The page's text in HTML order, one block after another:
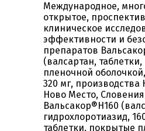
Международное,
открытое,
клиническое
эффективности и
препаратов
(валсартан,
пленочной
320 мг, производства
Ново Место,
Вальсакор®Н160
гидрохлоротиазид,
таблетки, покрытые